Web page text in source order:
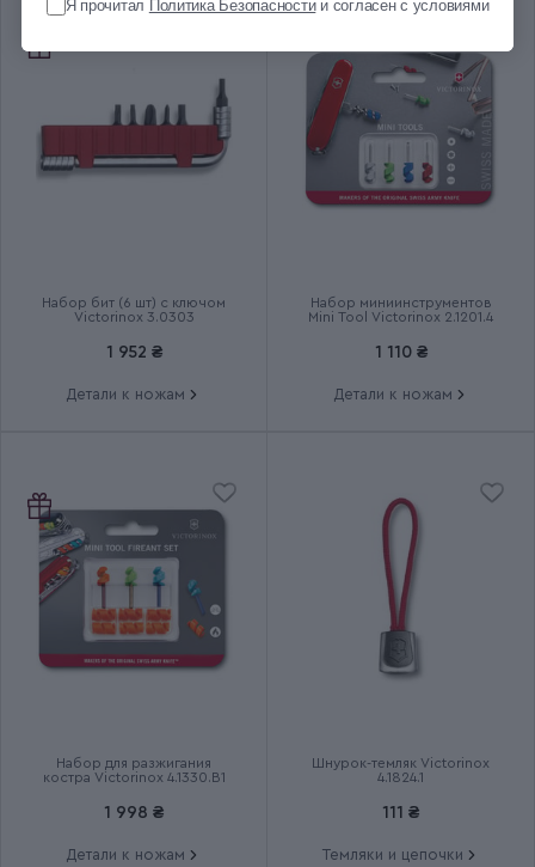
0.186
Количество слоев
EVOKE
Тип выпуска товара
Набор бит (6 шт) с ключом
Victorinox 3.0303
1 952 ₴
Детали к ножам
Набор миниинструментов
Mini Tool Victorinox 2.1201.4
1 110 ₴
Детали к ножам
Набор для разжигания
костра Victorinox 4.1330.B1
1 998 ₴
Детали к ножам
Шнурок-темляк Victorinox
4.1824.1
111 ₴
Темляки и цепочки
Я прочитал Политика Безопасностии согласен с условиями